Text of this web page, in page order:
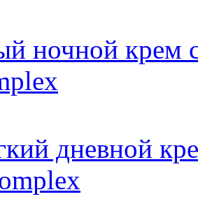
ночной крем
дневной